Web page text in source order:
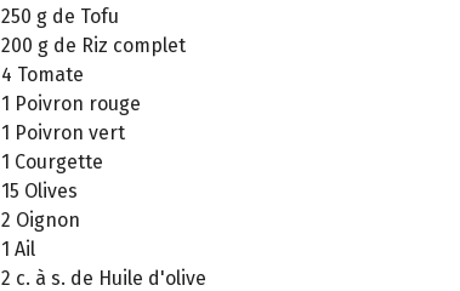
250 g de Tofu
200 g de Riz complet
4 Tomate
1 Poivron rouge
1 Poivron vert
1 Courgette
15 Olives
2 Oignon
1 Ail
2 c. à s. de Huile d'olive